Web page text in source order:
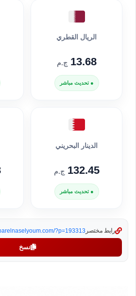
الريال القطري
13.68 ج.م
● تحديث مباشر
الدينار البحريني
132.45 ج.م
● تحديث مباشر
رابط مختصر ?p=193313
نسخ